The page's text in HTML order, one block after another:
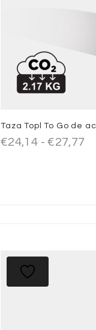
Taza Topl To Go de
€24,14 - €27,77